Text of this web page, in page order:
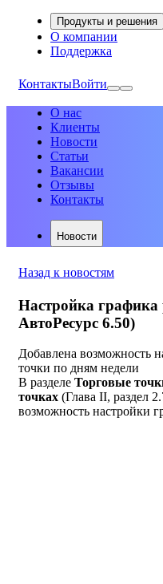
Продукты и решения
О компании
Поддержка
КонтактыВойти
О нас
Клиенты
Новости
Статьи
Вакансии
Отзывы
Контакты
Новости
Назад к новостям
Настройка графика
АвтоРесурс 6.50)
Добавлена возможность
точки по дням недели
В разделе Торговые
точках (Глава II, раздел
возможность настройки